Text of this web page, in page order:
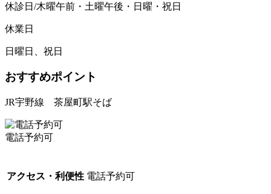
休診日/木曜午前・土曜午後・日曜・祝日
休業日
日曜日、祝日
おすすめポイント
JR宇野線 茶屋町駅そば
電話予約可
アクセス・利便性 電話予約可